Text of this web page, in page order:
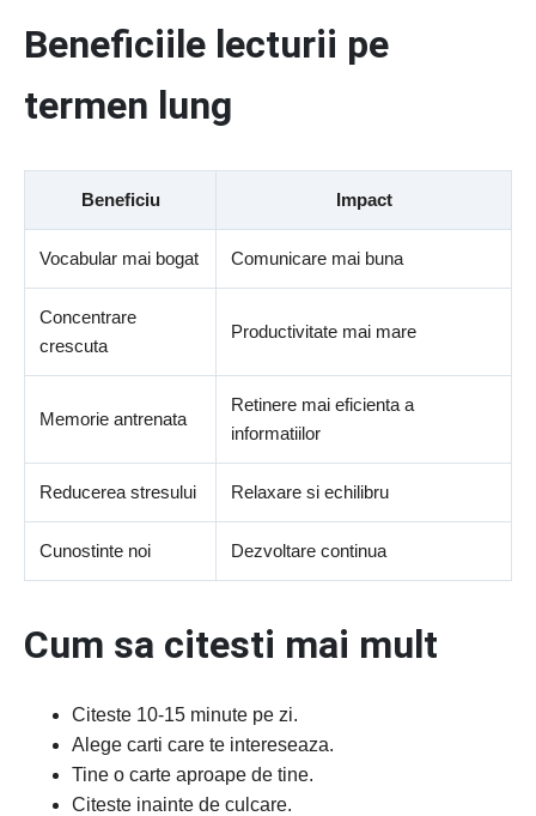
Beneficiile lecturii pe
termen lung
Beneficiu Impact
Vocabular mai bogat Comunicare mai buna
Concentrare
crescuta
Productivitate mai mare
Memorie antrenata
Retinere mai eficienta a
informatiilor
Reducerea stresului Relaxare si echilibru
Cunostinte noi Dezvoltare continua
Cum sa citesti mai mult
Citeste 10-15 minute pe zi.
Alege carti care te intereseaza.
Tine o carte aproape de tine.
Citeste inainte de culcare.